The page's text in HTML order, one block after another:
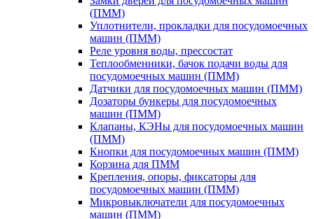
(ПММ)
Уплотнители, прокладки для посудомоечных
машин (ПММ)
Реле уровня воды, прессостат
Теплообменники, бачок подачи воды для
посудомоечных машин (ПММ)
Датчики для посудомоечных машин (ПММ)
Дозаторы бункеры для посудомоечных
машин (ПММ)
Клапаны, КЭНы для посудомоечных машин
(ПММ)
Кнопки для посудомоечных машин (ПММ)
Корзина для ПММ
Крепления, опоры, фиксаторы для
посудомоечных машин (ПММ)
Микровыключатели для посудомоечных
машин (ПММ)